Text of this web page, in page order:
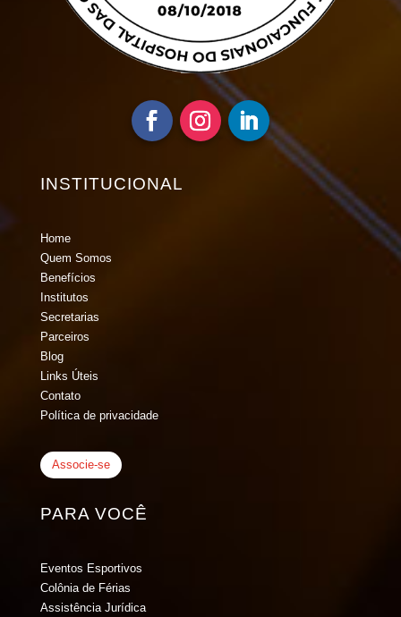
INSTITUCIONAL
Home
Quem Somos
Benefícios
Institutos
Secretarias
Parceiros
Blog
Links Úteis
Contato
Política de privacidade
Associe-se
PARA VOCÊ
Eventos Esportivos
Colônia de Férias
Assistência Jurídica